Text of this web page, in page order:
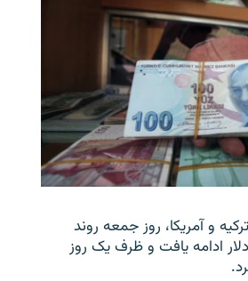
و آمریکا، روز جمعه روند
دلار ادامه یافت و ظرف یک روز